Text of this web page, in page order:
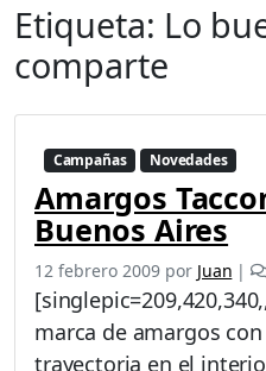
Etiqueta: Lo
comparte
Campañas Novedades
Amargos
Buenos Aires
12 febrero 2009 por Juan |
marca de amargos
trayectoria en el